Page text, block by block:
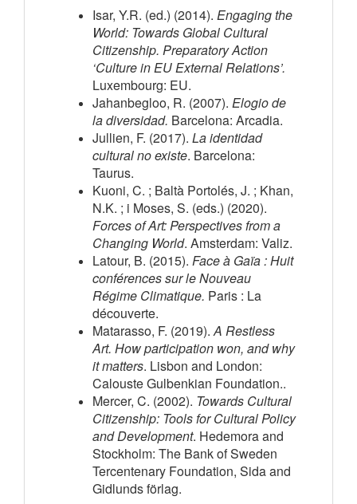
Isar, Y.R. (ed.) (2014). Engaging the
World: Towards Global Cultural
Citizenship. Preparatory Action
‘Culture in EU External Relations’.
Luxembourg: EU.
Jahanbegloo, R. (2007). Elogio de
la diversidad. Barcelona: Arcadia.
Jullien, F. (2017). La identidad
cultural no existe. Barcelona:
Taurus.
Kuoni, C. ; Baltà Portolés, J. ; Khan,
N.K. ; i Moses, S. (eds.) (2020).
Forces of Art: Perspectives from a
Changing World. Amsterdam: Valiz.
Latour, B. (2015). Face à Gaïa : Huit
conférences sur le Nouveau
Régime Climatique. Paris : La
découverte.
Matarasso, F. (2019).A Restless
Art. How participation won, and why
it matters. Lisbon and London:
Calouste Gulbenkian Foundation..
Mercer, C. (2002). Towards Cultural
Citizenship: Tools for Cultural Policy
and Development. Hedemora and
Stockholm: The Bank of Sweden
Tercentenary Foundation, Sida and
Gidlunds förlag.